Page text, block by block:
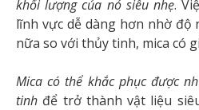
khối lượng của nó siêu nhẹ.
lĩnh vực dễ dàng hơn nhờ độ
nữa so với thủy tinh, mica có
Mica có thể khắc phục được
tinh để trở thành vật liệu